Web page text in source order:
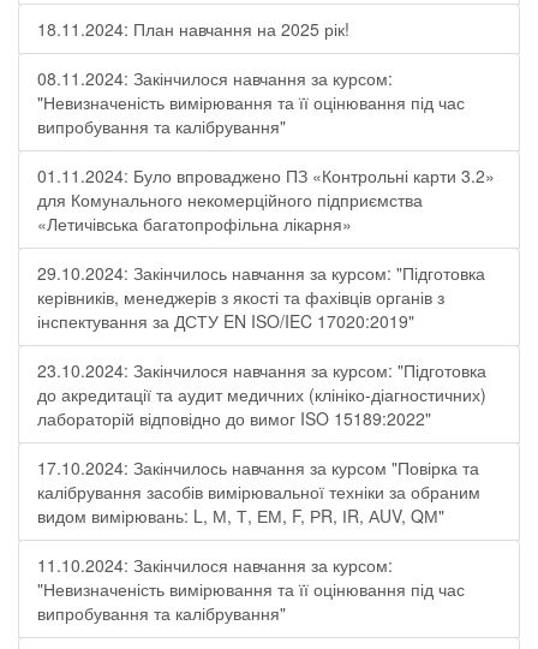
18.11.2024: План навчання на 2025 рік!
08.11.2024: Закінчилося навчання за курсом:
"Невизначеність вимірювання та її оцінювання під час
випробування та калібрування"
01.11.2024: Було впроваджено ПЗ «Контрольні карти 3.2»
для Комунального некомерційного підприємства
«Летичівська багатопрофільна лікарня»
29.10.2024: Закінчилось навчання за курсом: "Підготовка
керівників, менеджерів з якості та фахівців органів з
інспектування за ДСТУ EN ISO/IEC 17020:2019"
23.10.2024: Закінчилося навчання за курсом: "Підготовка
до акредитації та аудит медичних (клініко-діагностичних)
лабораторій відповідно до вимог ISO 15189:2022"
17.10.2024: Закінчилось навчання за курсом "Повірка та
калібрування засобів вимірювальної техніки за обраним
видом вимірювань: L, М, Т, ЕМ, F, РR, ІR, АUV, QМ"
11.10.2024: Закінчилося навчання за курсом:
"Невизначеність вимірювання та її оцінювання під час
випробування та калібрування"